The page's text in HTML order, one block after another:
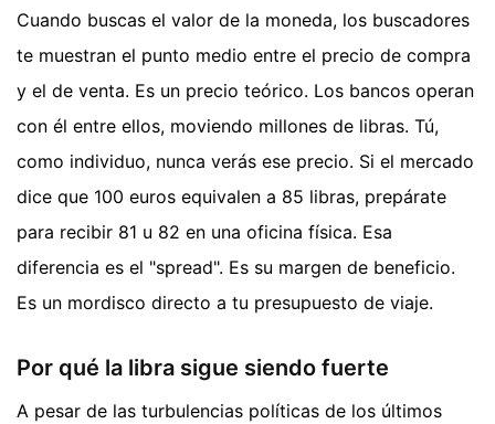
Cuando buscas el valor de la moneda, los buscadores
te muestran el punto medio entre el precio de compra
y el de venta. Es un precio teórico. Los bancos operan
con él entre ellos, moviendo millones de libras. Tú,
como individuo, nunca verás ese precio. Si el mercado
dice que 100 euros equivalen a 85 libras, prepárate
para recibir 81 u 82 en una oficina física. Esa
diferencia es el "spread". Es su margen de beneficio.
Es un mordisco directo a tu presupuesto de viaje.
Por qué la libra sigue siendo fuerte
A pesar de las turbulencias políticas de los últimos